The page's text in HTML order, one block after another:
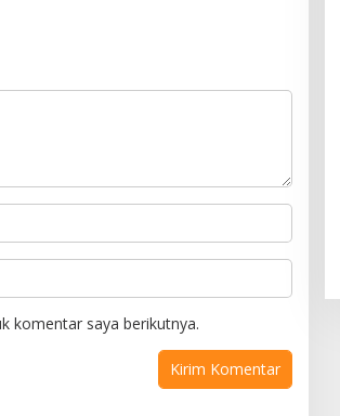
komentar saya berikutnya.